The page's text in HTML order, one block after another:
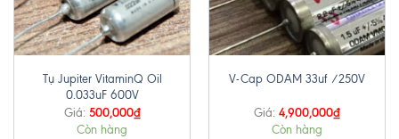
Tụ Jupiter VitaminQ Oil
0.033uF 600V
Giá: 500,000₫
Còn hàng
V-Cap ODAM 33uf /250V
Giá: 4,900,000₫
Còn hàng